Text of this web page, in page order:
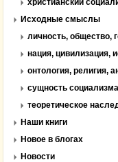
христианский
Исходные смыслы
личность, общество,
нация, цивилизация,
онтология, религия,
сущность социализма
теоретическое
Наши книги
Новое в блогах
Новости